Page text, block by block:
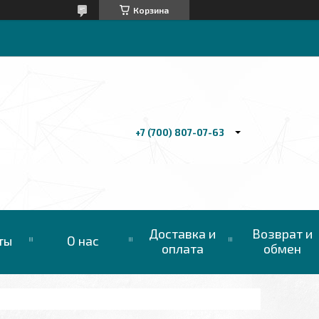
Корзина
+7 (700) 807-07-63
О нас
Доставка и
оплата
Возврат и
обмен